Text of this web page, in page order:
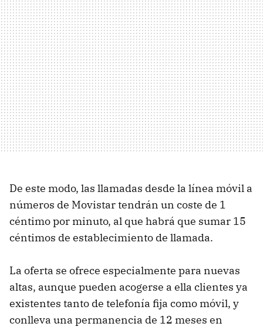
De este modo, las llamadas desde la línea móvil a
números de Movistar tendrán un coste de 1
céntimo por minuto, al que habrá que sumar 15
céntimos de establecimiento de llamada.
La oferta se ofrece especialmente para nuevas
altas, aunque pueden acogerse a ella clientes ya
existentes tanto de telefonía fija como móvil, y
conlleva una permanencia de 12 meses en